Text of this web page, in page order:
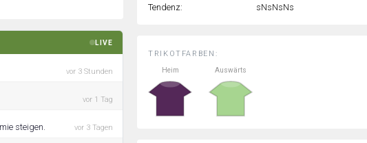
LIVE
vor 3 Stunden
vor 1 Tag
steigen. vor 3 Tagen
TRIKOTFARBEN:
Heim
Auswärts
Tendenz:
sNsNsNs